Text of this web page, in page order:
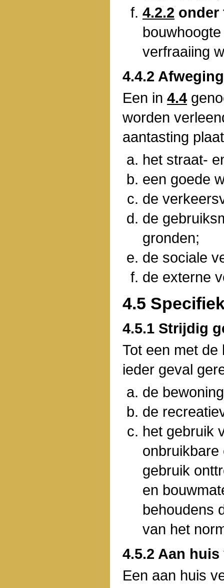
4.2.2
verfraaiing
4.4.2
Een in 4.4
worden
aantasting
het straat-
een goede
de
de
gronden;
de sociale
de externe
4.5
4.5.1 Strijdig
Tot een met
ieder geval
de
de
het gebruik
onbruikbare
gebruik
en
behoudens
van het
4.5.2 Aan
Een aan huis